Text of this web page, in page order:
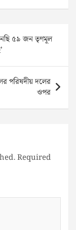
৫৯ জন তৃণমূল
পরিষদীয় দলের
ওপর
Required